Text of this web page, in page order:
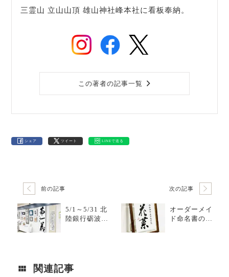
三霊山 立山山頂 雄山神社峰本社に看板奉納。
この著者の記事一覧
シェア ツイート LINEで送る
前の記事
5/1～5/31 北
陸銀行砺波支
次の記事
オーダーメイ
ド命名書の特
関連記事